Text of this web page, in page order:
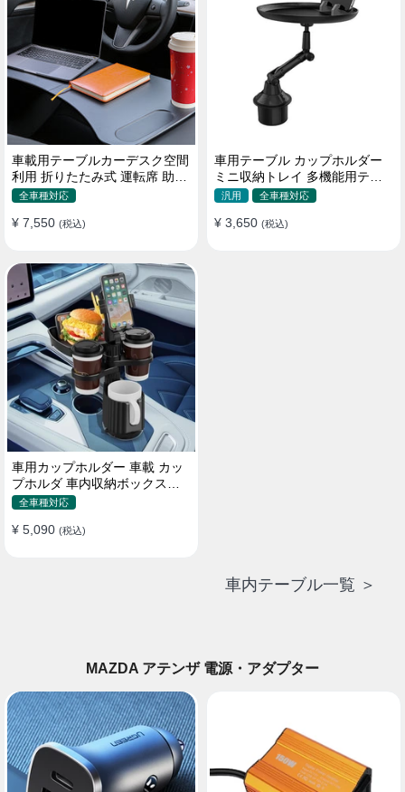
車載用テーブルカーデスク空間
利用 折りたたみ式 運転席 助手
席 多機能 滑り止め 安定
全車種対応
¥ 7,550 (税込)
車用テーブル カップホルダー
ミニ収納トレイ 多機能用テー
ブル 食事 物置き用 高品質
汎用 全車種対応
¥ 3,650 (税込)
車用カップホルダー 車載 カッ
プホルダ 車内収納ボックス車
載テーブル スマホ置き 調整可
止め 小物置き 多機能 使い勝手
全車種対応
¥ 5,090 (税込)
車内テーブル一覧 ＞
MAZDA アテンザ 電源・アダプター